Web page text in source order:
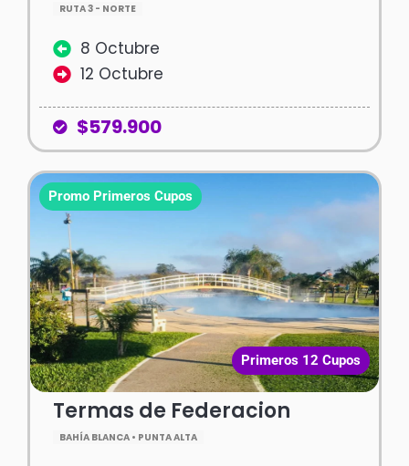
RUTA 3 - NORTE
8 Octubre
12 Octubre
$579.900
Termas de Federacion
BAHÍA BLANCA • PUNTA ALTA
Promo Primeros Cupos
Primeros 12 Cupos